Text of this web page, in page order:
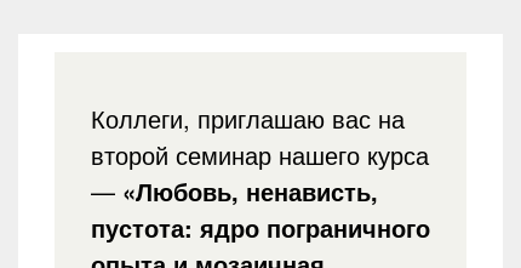
Коллеги, приглашаю вас на
второй семинар нашего курса
— «Любовь, ненависть,
пустота: ядро пограничного